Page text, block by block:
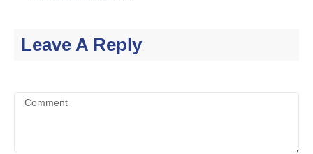
Leave A Reply